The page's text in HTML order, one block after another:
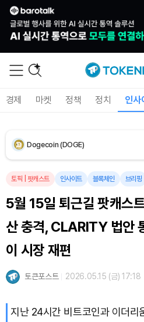
경제 마켓 정책 정치 인사
XRP (XRP)
Dogecoin (DOGE)
Bitcoin (BTC)
토픽 팟캐스트 인사이트 블록체인 브리핑
5월 15일 퇴근길 팟캐스
산 충격, CLARITY 법안
이 시장 재편
토큰포스트 2026.05.15 (금) 17:18
지난 24시간 비트코인과 이더리